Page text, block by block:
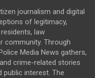
journalism and digital
of legitimacy,
law
community. Through
Media News gathers,
crime-related stories
interest. The